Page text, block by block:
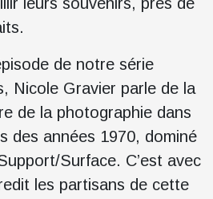
de notre série
Nicole Gravier parle de la
de la photographie dans
des années 1970, dominé
Surface. C’est avec
les partisans de cette